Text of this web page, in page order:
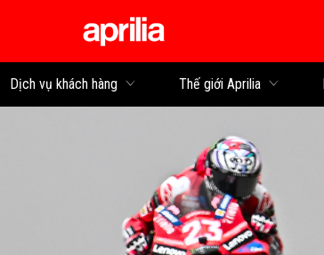
Dịch vụ khách hàng Thế giới Aprilia